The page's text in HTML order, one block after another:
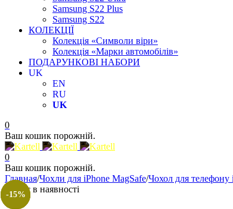
Samsung S22 Plus
Samsung S22
КОЛЕКЦІЇ
Колекція «Символи віри»
Колекція «Марки автомобілів»
ПОДАРУНКОВІ НАБОРИ
UK
EN
RU
UK
0
Ваш кошик порожній.
0
Ваш кошик порожній.
Главная/Чохли для iPhone MagSafe/Чохол для телефону
Немає в наявності
-15%
-15%
-14%
-15%